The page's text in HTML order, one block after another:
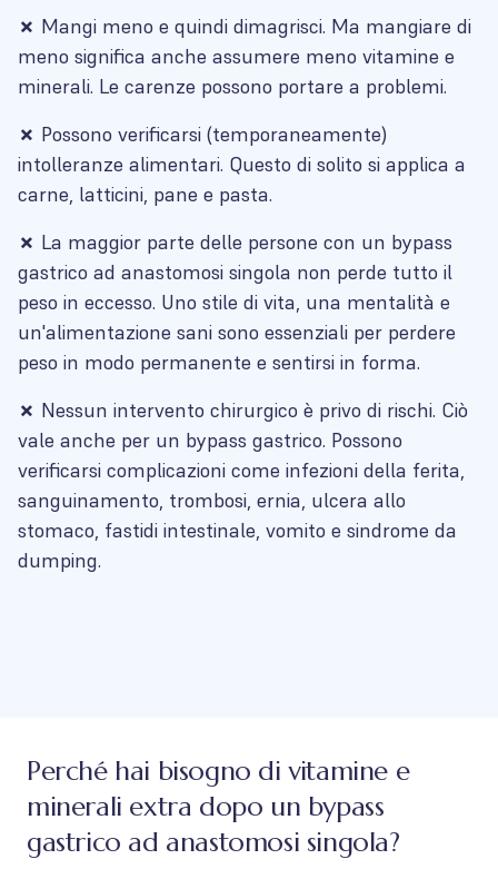
✗ Mangi meno e quindi dimagrisci. Ma mangiare di
meno significa anche assumere meno vitamine e
minerali. Le carenze possono portare a problemi.
✗ Possono verificarsi (temporaneamente)
intolleranze alimentari. Questo di solito si applica a
carne, latticini, pane e pasta.
✗ La maggior parte delle persone con un bypass
gastrico ad anastomosi singola non perde tutto il
peso in eccesso. Uno stile di vita, una mentalità e
un'alimentazione sani sono essenziali per perdere
peso in modo permanente e sentirsi in forma.
✗ Nessun intervento chirurgico è privo di rischi. Ciò
vale anche per un bypass gastrico. Possono
verificarsi complicazioni come infezioni della ferita,
sanguinamento, trombosi, ernia, ulcera allo
stomaco, fastidi intestinale, vomito e sindrome da
dumping.
Perché hai bisogno di vitamine e
minerali extra dopo un bypass
gastrico ad anastomosi singola?